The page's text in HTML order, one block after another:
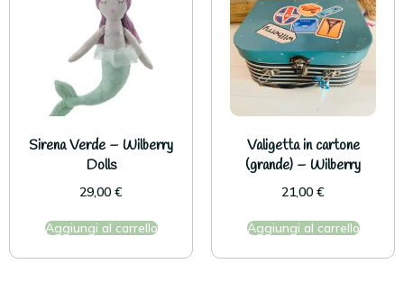
Sirena Verde – Wilberry
Dolls
29,00 €
Aggiungi al carrello
Valigetta in cartone
(grande) – Wilberry
21,00 €
Aggiungi al carrello